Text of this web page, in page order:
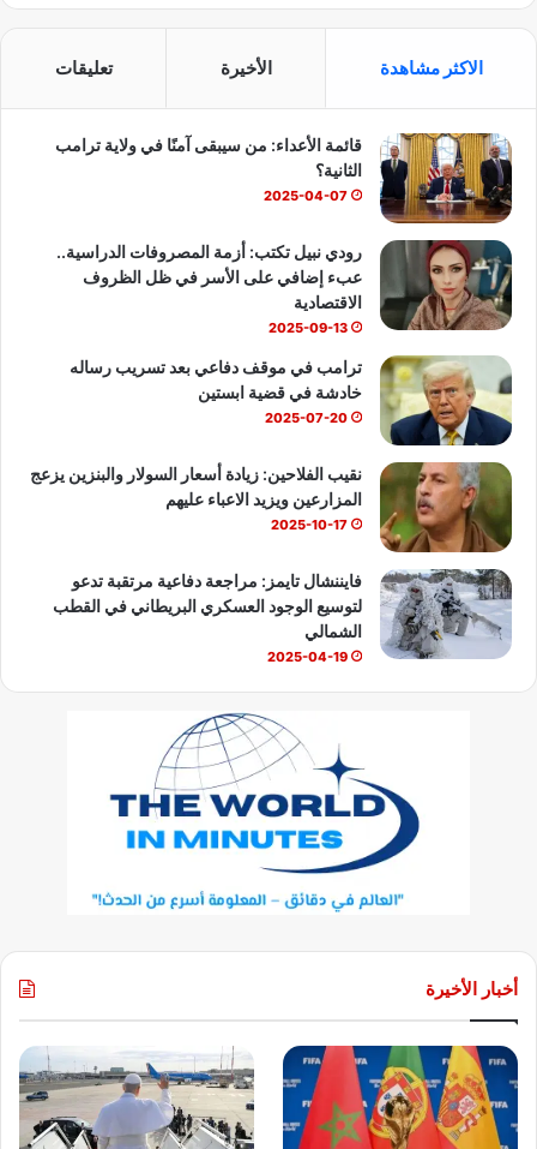
و
ك
T
u
e
ا
ب
الاكثر مشاهدة الأخيرة تعليقات
قائمة الأعداء: من سيبقى آمنًا في ولاية ترامب
الثانية؟
2025-04-07
رودي نبيل تكتب: أزمة المصروفات الدراسية..
عبء إضافي على الأسر في ظل الظروف
الاقتصادية
2025-09-13
ترامب في موقف دفاعي بعد تسريب رساله
خادشة في قضية ابستين
2025-07-20
نقيب الفلاحين: زيادة أسعار السولار والبنزين يزعج
المزارعين ويزيد الاعباء عليهم
2025-10-17
فايننشال تايمز: مراجعة دفاعية مرتقبة تدعو
لتوسيع الوجود العسكري البريطاني في القطب
الشمالي
2025-04-19
أخبار الأخيرة